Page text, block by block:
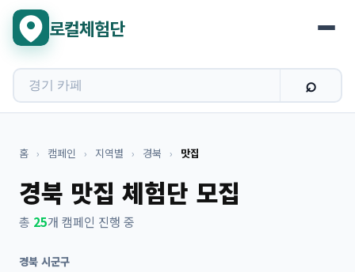
로컬체험단
홈 › 캠페인 › 지역별 › 경북 › 맛집
경북 맛집 체험단 모집
총 25개 캠페인 진행 중
경북 시군구